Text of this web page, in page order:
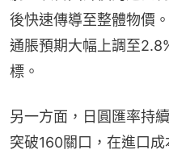
後快速傳導至整體物價
通脹預期大幅上調至
標。
另一方面，日圓匯率持
突破160關口，在進口